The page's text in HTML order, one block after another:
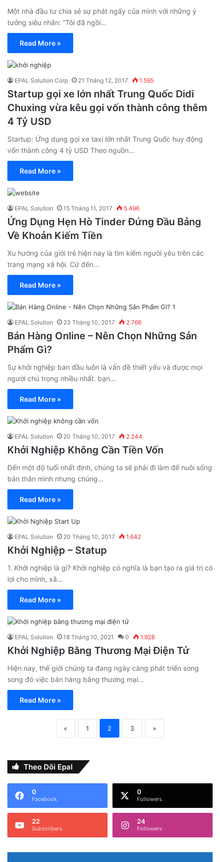
Một nhà đầu tư chia sẻ sự phát ngấy của mình với những ý
tưởng siêu nhân: “Tôi đã ngồi…
Read More »
EPAL Solution Corp 21 Tháng 12, 2017 1.595
Startup gọi xe lớn nhất Trung Quốc Didi
Chuxing vừa kêu gọi vốn thành công thêm
4 Tỷ USD
Startup: Ứng dụng gọi xe taxi lớn nhất Trung Quốc huy động
vốn thành công 4 tỷ USD Theo nguồn…
Read More »
EPAL Solution 15 Tháng 11, 2017 5.496
Ứng Dụng Hẹn Hò Tinder Đứng Đầu Bảng
Về Khoản Kiếm Tiền
Xu hướng của giới trẻ hiện nay là tìm kiếm người yêu trên các
trang mạng xã hội. Cứ đến…
Read More »
EPAL Solution 23 Tháng 10, 2017 2.766
Bán Hàng Online – Nên Chọn Những Sản
Phẩm Gì?
Sự khởi nghiệp ban đầu luôn là vấn đề thiết yếu và được mọi
người chú trọng nhiều nhất. bạn…
Read More »
EPAL Solution 20 Tháng 10, 2017 2.244
Khởi Nghiệp Không Cần Tiền Vốn
Đến một độ tuổi nhất định, chúng ta sẽ phải đi làm để nuôi sống
bản thân mình nhưng chúng…
Read More »
EPAL Solution 20 Tháng 10, 2017 1.642
Khởi Nghiệp – Statup
1. Khởi nghiệp là gì? Khởi nghiệp có nghĩa là bạn tạo ra giá trị có
lợi cho mình, xã…
Read More »
EPAL Solution 18 Tháng 10, 2021 0 1.928
Khởi Nghiệp Bằng Thương Mại Điện Tử
Hiện nay, thế giới chúng ta đang ngày càng phát triển song
song đó việc bán hàng bằng thương mại…
Read More »
« 1 2 3 »
Theo Dõi Epal
0
Facebook
0
Followers
22
Subscribers
24
Followers